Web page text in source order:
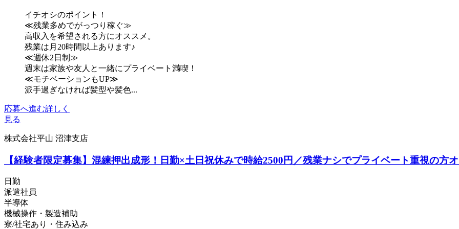
イチオシのポイント！
≪残業多めでがっつり稼ぐ≫
高収入を希望される方にオススメ。
残業は月20時間以上あります♪
≪週休2日制≫
週末は家族や友人と一緒にプライベート満喫！
≪モチベーションもUP≫
派手過ぎなければ髪型や髪色...
応募へ進む詳しく
見る
株式会社平山 沼津支店
【経験者限定募集】混練押出成形！日勤×土日祝休みで時給2500円／残業ナシでプライベート重視の方
日勤
派遣社員
半導体
機械操作・製造補助
寮/社宅あり・住み込み